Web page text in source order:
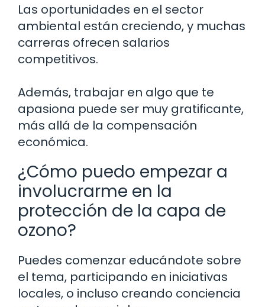
Las oportunidades en el sector
ambiental están creciendo, y muchas
carreras ofrecen salarios
competitivos.
Además, trabajar en algo que te
apasiona puede ser muy gratificante,
más allá de la compensación
económica.
¿Cómo puedo empezar a
involucrarme en la
protección de la capa de
ozono?
Puedes comenzar educándote sobre
el tema, participando en iniciativas
locales, o incluso creando conciencia